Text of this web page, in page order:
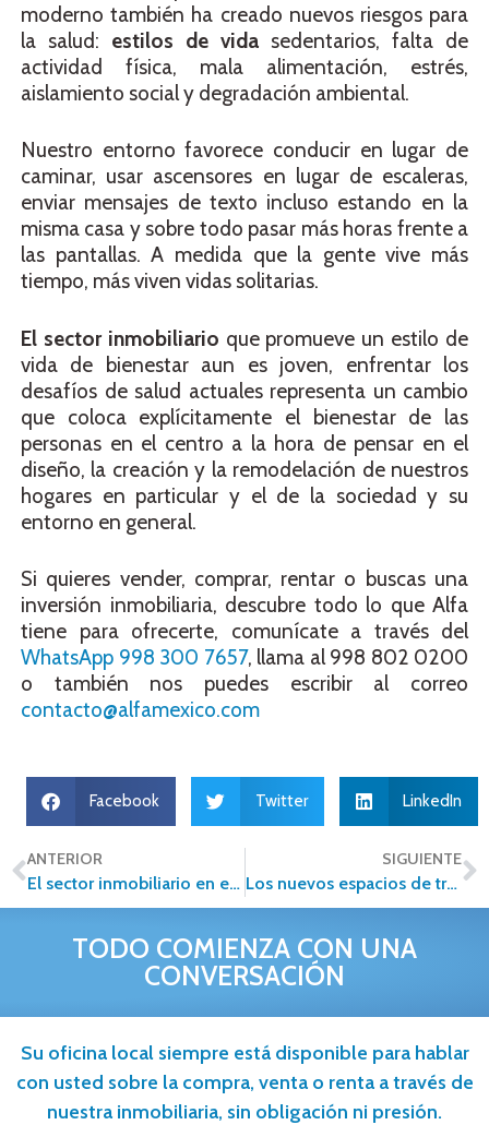
moderno también ha creado nuevos riesgos para
la salud: estilos de vida sedentarios, falta de
actividad física, mala alimentación, estrés,
aislamiento social y degradación ambiental.
Nuestro entorno favorece conducir en lugar de
caminar, usar ascensores en lugar de escaleras,
enviar mensajes de texto incluso estando en la
misma casa y sobre todo pasar más horas frente a
las pantallas. A medida que la gente vive más
tiempo, más viven vidas solitarias.
El sector inmobiliario que promueve un estilo de
vida de bienestar aun es joven, enfrentar los
desafíos de salud actuales representa un cambio
que coloca explícitamente el bienestar de las
personas en el centro a la hora de pensar en el
diseño, la creación y la remodelación de nuestros
hogares en particular y el de la sociedad y su
entorno en general.
Si quieres vender, comprar, rentar o buscas una
inversión inmobiliaria, descubre todo lo que Alfa
tiene para ofrecerte, comunícate a través del
WhatsApp 998 300 7657, llama al 998 802 0200
o también nos puedes escribir al correo
contacto@alfamexico.com
Facebook Twitter LinkedIn
ANTERIOR
El sector inmobiliario en el 2020 ¿Cómo le fue?
SIGUIENTE
Los nuevos espacios de trabajo
TODO COMIENZA CON UNA
CONVERSACIÓN
Su oficina local siempre está disponible para hablar
con usted sobre la compra, venta o renta a través de
nuestra inmobiliaria, sin obligación ni presión.